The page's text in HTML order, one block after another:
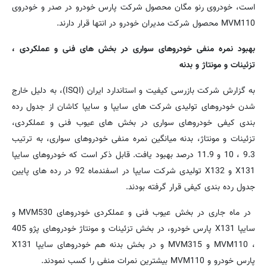
است، خودروی رنو مگان محصول شركت پارس خودرو در صدر و خودروی
MVM110 محصول شركت مدیران خودرو در انتها قرار دارند.
بهبود نمره منفی خودروهای سواری در بخش های فنی و عملکردی ،
تزئینات و مونتاژ و بدنه
به گزارش شركت بازرسی كیفیت و استاندارد ایران (ISQI)، به دلیل خارج
شدن خودروهای تولیدی شركت های سایپا و سایپا كاشان از جدول رده
بندی كیفی خودروهای سواری در بخش های عیوب فنی و عملكردی،
تزئینات و مونتاژ، بدنه میانگین نمره منفی خودروهای سواری، به ترتیب
9.3 ، 10 و 11.9 درصد بهبود یافت. قابل ذكر است كه خودروهای سایپا
X131وX132
تولیدی شركت سایپا در اسفندماه 92 در رده های پایین
جدول رده بندی كیفی قرار گرفته بودند.
در ماه جاری در بخش عیوب فنی و عملكردی خودروهای MVM530 و
سایپا X131
پارس خودرو، در بخش تزئینات و مونتاژ خودروهای پژو 405
، MVM110 و MVM315 و در بخش بدنه هم خودروهای سایپا X131
پارس خودرو و MVM110 بیشترین نمرات منفی را كسب نمودند.